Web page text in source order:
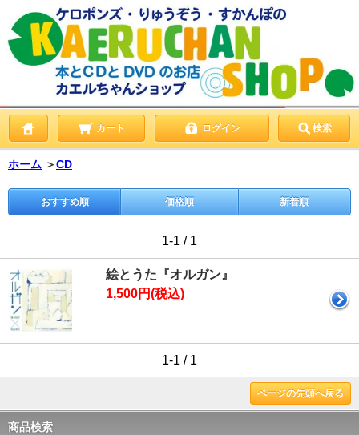
カート ログイン 検索
ホーム ＞CD
おすすめ順 価格順 新着順
1-1 / 1
絵とうた『オルガン』
1,500円(税込)
1-1 / 1
ページの先頭へ戻る
商品検索